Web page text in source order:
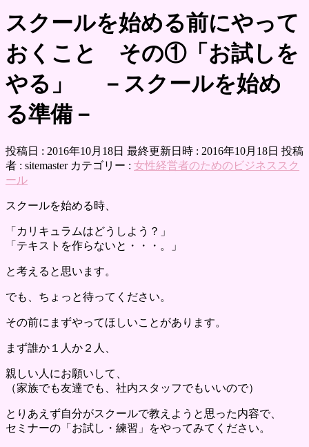
スクールを始める前にやって
おくこと その①「お試しを
やる」 －スクールを始め
る準備－
投稿日 : 2016年10月18日 最終更新日時 : 2016年10月18日 投稿
者 : sitemaster カテゴリー : 女性経営者のためのビジネススク
ール
スクールを始める時、
「カリキュラムはどうしよう？」
「テキストを作らないと・・・。」
と考えると思います。
でも、ちょっと待ってください。
その前にまずやってほしいことがあります。
まず誰か１人か２人、
親しい人にお願いして、
（家族でも友達でも、社内スタッフでもいいので）
とりあえず自分がスクールで教えようと思った内容で、
セミナーの「お試し・練習」をやってみてください。